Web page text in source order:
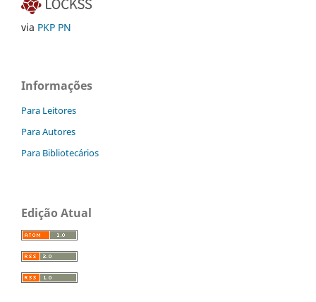
via PKP PN
Informações
Para Leitores
Para Autores
Para Bibliotecários
Edição Atual